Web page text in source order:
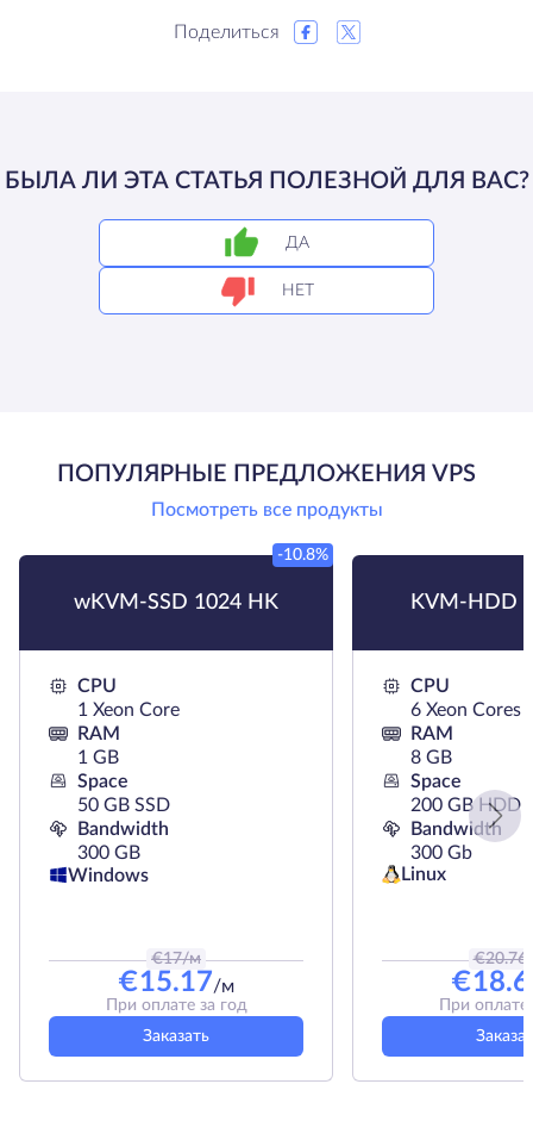
Поделиться
БЫЛА ЛИ ЭТА СТАТЬЯ ПОЛЕЗНОЙ ДЛЯ ВАС?
ДА
НЕТ
ПОПУЛЯРНЫЕ ПРЕДЛОЖЕНИЯ VPS
Посмотреть все продукты
wKVM-SSD 1024 HK
-10.8%
CPU
1 Xeon Core
RAM
1 GB
Space
50 GB SSD
Bandwidth
300 GB
Windows
€17/м
€15.17/м
При оплате за год
Заказать
KVM-HDD
CPU
6 Xeon Cores
RAM
8 GB
Space
200 GB HDD
Bandwidth
300 Gb
Linux
€20.76
€
При оплате